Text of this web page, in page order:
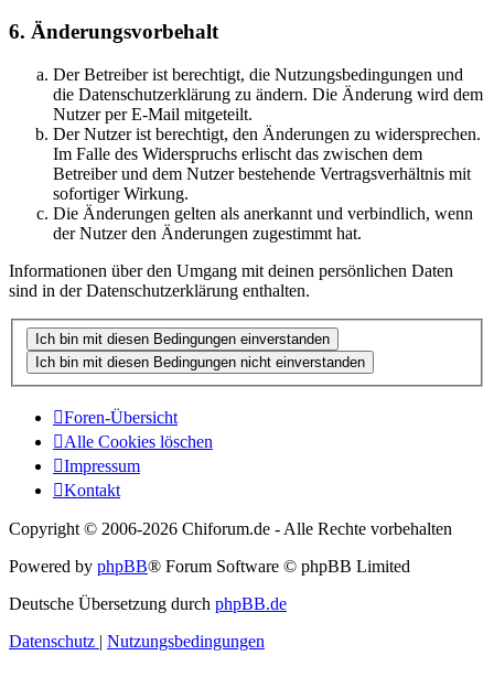
6. Änderungsvorbehalt
Der Betreiber ist berechtigt, die Nutzungsbedingungen und
die Datenschutzerklärung zu ändern. Die Änderung wird dem
Nutzer per E-Mail mitgeteilt.
Der Nutzer ist berechtigt, den Änderungen zu widersprechen.
Im Falle des Widerspruchs erlischt das zwischen dem
Betreiber und dem Nutzer bestehende Vertragsverhältnis mit
sofortiger Wirkung.
Die Änderungen gelten als anerkannt und verbindlich, wenn
der Nutzer den Änderungen zugestimmt hat.
Informationen über den Umgang mit deinen persönlichen Daten
sind in der Datenschutzerklärung enthalten.
Foren-Übersicht
Alle Cookies löschen
Impressum
Kontakt
Copyright © 2006-2026 Chiforum.de - Alle Rechte vorbehalten
Powered by phpBB® Forum Software © phpBB Limited
Deutsche Übersetzung durch phpBB.de
Datenschutz | Nutzungsbedingungen